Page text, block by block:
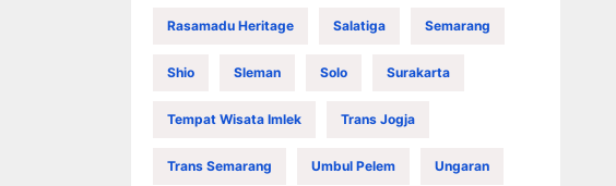
Rasamadu Heritage Salatiga Semarang
Shio Sleman Solo Surakarta
Tempat Wisata Imlek Trans Jogja
Trans Semarang Umbul Pelem Ungaran